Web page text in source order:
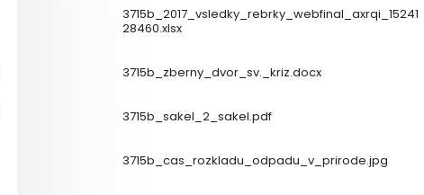
3715b_2017_vsledky_rebrky_webfinal_axrqi_15241
28460.xlsx
3715b_zberny_dvor_sv._kriz.docx
3715b_sakel_2_sakel.pdf
3715b_cas_rozkladu_odpadu_v_prirode.jpg